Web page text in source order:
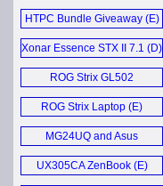
Monitor (D)
HTPC Bundle Giveaway (E)
Xonar Essence STX II 7.1 (D)
ROG Strix GL502
Notebook (E)
ROG Strix Laptop (E)
MG24UQ and Asus
MG28UQ (E)
UX305CA ZenBook (E)